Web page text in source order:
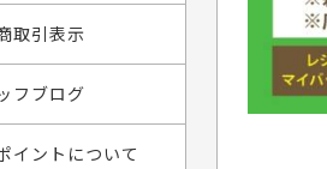
取引表示
フブログ
イントについて